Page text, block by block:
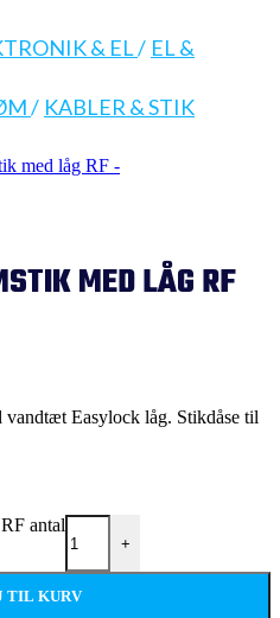
& EL/ EL &
/ KABLER & STIK
MED LÅG RF
vandtæt Easylock låg. Stikdåse til
antal
+
TIL KURV